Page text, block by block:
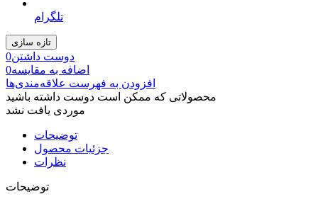
تلگرام
دوست داشتن0
اضافه به مقایسه0
افزودن به فهرست علاقه‌مندی‌ها
محصولاتی که ممکن است دوست داشته باشید
موردی یافت نشد
توضیحات
جزئیات محصول
نظرات
توضیحات